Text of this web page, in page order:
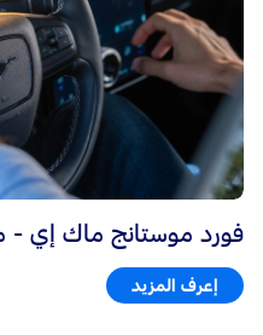
فورد موستانج ماك إي -
إعرف المزيد